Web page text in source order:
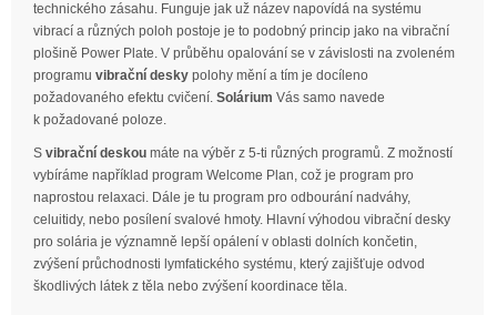
technického zásahu. Funguje jak už název napovídá na systému
vibrací a různých poloh postoje je to podobný princip jako na vibrační
plošině Power Plate. V průběhu opalování se v závislosti na zvoleném
programu vibrační desky polohy mění a tím je docíleno
požadovaného efektu cvičení. Solárium Vás samo navede
k požadované poloze.
S vibrační deskou máte na výběr z 5-ti různých programů. Z možností
vybíráme například program Welcome Plan, což je program pro
naprostou relaxaci. Dále je tu program pro odbourání nadváhy,
celuitidy, nebo posílení svalové hmoty. Hlavní výhodou vibrační desky
pro solária je významně lepší opálení v oblasti dolních končetin,
zvýšení průchodnosti lymfatického systému, který zajišťuje odvod
škodlivých látek z těla nebo zvýšení koordinace těla.